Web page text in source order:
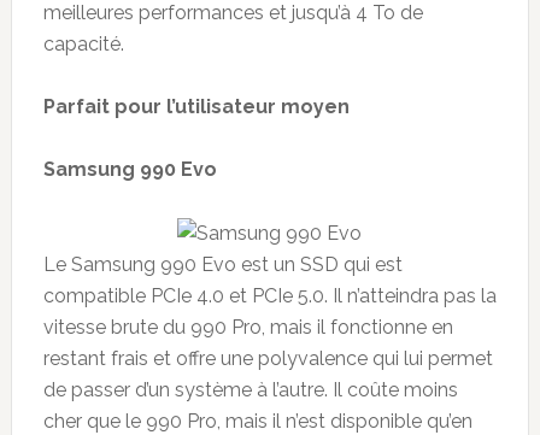
meilleures performances et jusqu’à 4 To de
capacité.
Parfait pour l’utilisateur moyen
Samsung 990 Evo
Le Samsung 990 Evo est un SSD qui est
compatible PCIe 4.0 et PCIe 5.0. Il n’atteindra pas la
vitesse brute du 990 Pro, mais il fonctionne en
restant frais et offre une polyvalence qui lui permet
de passer d’un système à l’autre. Il coûte moins
cher que le 990 Pro, mais il n’est disponible qu’en